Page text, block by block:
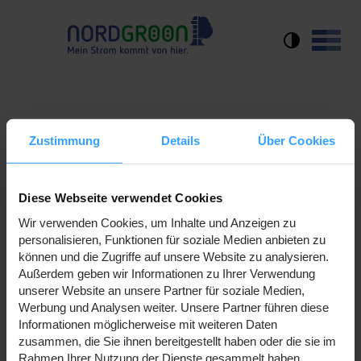
Zustimmung Details Über Cookies
Diese Webseite verwendet Cookies
Wir verwenden Cookies, um Inhalte und Anzeigen zu
personalisieren, Funktionen für soziale Medien anbieten zu
können und die Zugriffe auf unsere Website zu analysieren.
Außerdem geben wir Informationen zu Ihrer Verwendung
unserer Website an unsere Partner für soziale Medien,
Werbung und Analysen weiter. Unsere Partner führen diese
Informationen möglicherweise mit weiteren Daten
zusammen, die Sie ihnen bereitgestellt haben oder die sie im
Rahmen Ihrer Nutzung der Dienste gesammelt haben.
Versorgererlaubnis schon
beantragt?
25.09.2017
Moin Moin Anlagenbetreiber! Ist euch das Thema
Versorgererlaubnis bekannt? Denn mit der
Einführung des neuen Stromsteuergesetztes am
Anfang des Jahres wurde umfangreiche Änderungen
für Anlagenbetreiber vorgenommen.